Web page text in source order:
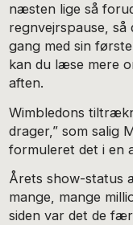
næsten lige så
regnvejrspause, så
gang med sin
kan du læse mere
aften.
Wimbledons
drager,” som salig
formuleret det i en
Årets show-status
mange, mange
siden var det de